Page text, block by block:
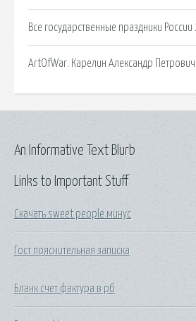
Все государственные праздники
ArtOfWar. Карелин Александр
Links to Important Stuff
Скачать sweet people минус
Гост пояснительная записка
Бланк счет фактура в рб
An Informative Text Blurb